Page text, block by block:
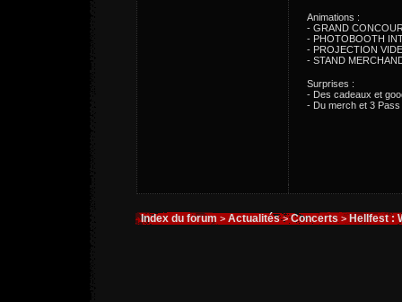
Animations :
- GRAND
- PHOTOBOOTH
- PROJECTION
- STAND
Surprises :
- Des cadeaux et
- Du merch et 3
Index du forum > Actualités>Concerts >Hellfest :